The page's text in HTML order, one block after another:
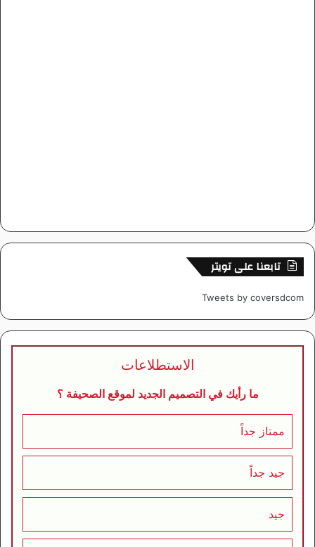
تابعنا على تويتر
Tweets by coversdcom
الاستطلاعات
ما رأيك في التصميم الجديد لموقع الصحيفة ؟
ممتاز جداً
جيد جداً
جيد